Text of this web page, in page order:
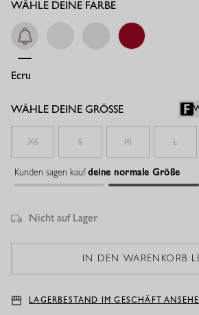
WÄHLE DEINE FARBE
Ecru
WÄHLE DEINE GRÖSSE
XS S M L
Kunden sagen kaufdeine normale Größe
Nicht auf Lager
LAGERBESTAND IM GESCHÄFT